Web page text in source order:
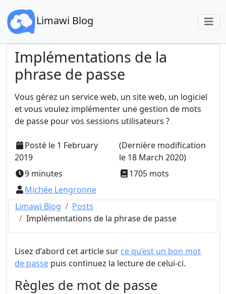
Limawi Blog
Implémentations de la
phrase de passe
Vous gérez un service web, un site web, un logiciel
et vous voulez implémenter une gestion de mots
de passe pour vos sessions utilisateurs ?
Posté le 1 February
2019
(Dernière modification
le 18 March 2020)
9 minutes
1705 mots
Michée Lengronne
Limawi Blog
Posts
Implémentations de la phrase de passe
Lisez d’abord cet article sur ce qu’est un bon mot
de passe puis continuez la lecture de celui-ci.
Règles de mot de passe